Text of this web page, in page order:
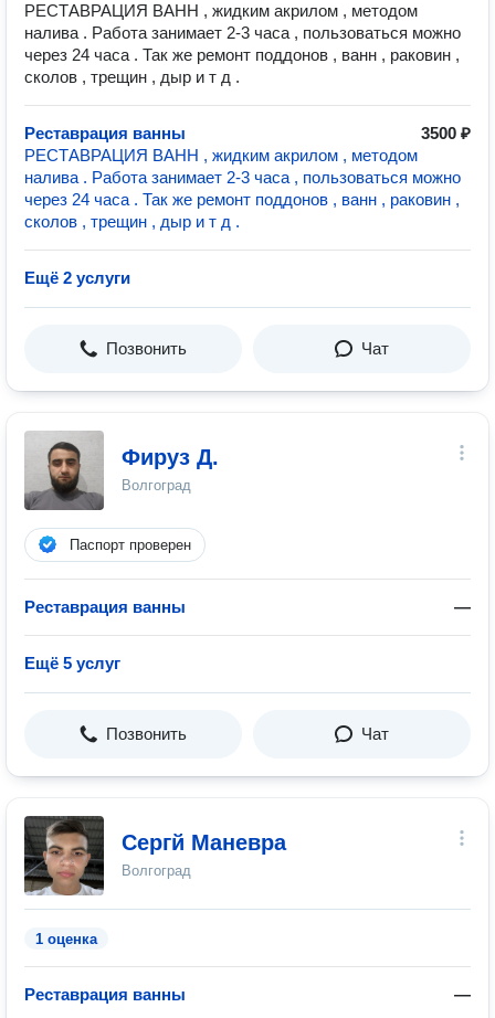
РЕСТАВРАЦИЯ ВАНН , жидким акрилом , методом
налива . Работа занимает 2-3 часа , пользоваться можно
через 24 часа . Так же ремонт поддонов , ванн , раковин ,
сколов , трещин , дыр и т д .
Реставрация ванны
3500 ₽
РЕСТАВРАЦИЯ ВАНН , жидким акрилом , методом
налива . Работа занимает 2-3 часа , пользоваться можно
через 24 часа . Так же ремонт поддонов , ванн , раковин ,
сколов , трещин , дыр и т д .
Ещё 2 услуги
Позвонить Чат
Фируз Д.
Волгоград
Паспорт проверен
Реставрация ванны —
Ещё 5 услуг
Позвонить Чат
Сергй Маневра
Волгоград
1 оценка
Реставрация ванны —